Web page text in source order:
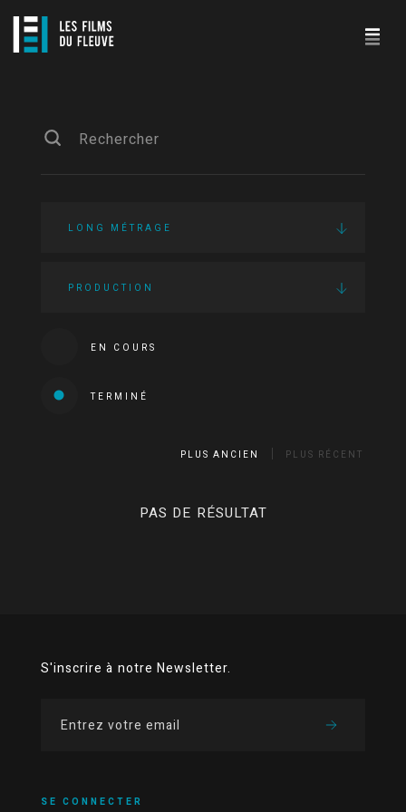
LONG MÉTRAGE
PRODUCTION
EN COURS
TERMINÉ
PLUS ANCIEN PLUS RÉCENT
PAS DE RÉSULTAT
S'inscrire à notre Newsletter.
SE CONNECTER